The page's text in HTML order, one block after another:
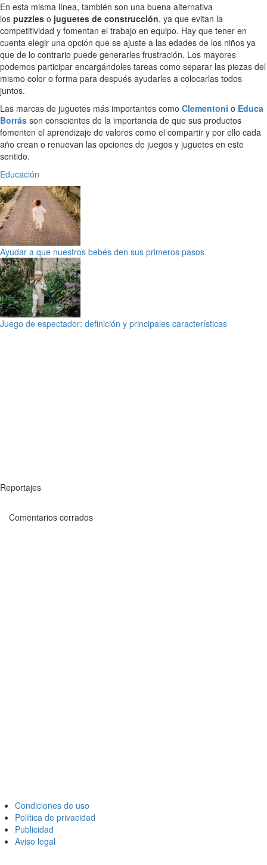
En esta misma línea, también son una buena alternativa
los puzzles o juguetes de construcción, ya que evitan la
competitividad y fomentan el trabajo en equipo. Hay que tener en
cuenta elegir una opción que se ajuste a las edades de los niños ya
que de lo contrario puede generarles frustración. Los mayores
podemos participar encargándoles tareas como separar las piezas del
mismo color o forma para después ayudarles a colocarlas todos
juntos.
Las marcas de juguetes más importantes como Clementoni o Educa
Borrás son conscientes de la importancia de que sus productos
fomenten el aprendizaje de valores como el compartir y por ello cada
año crean o renuevan las opciones de juegos y juguetes en este
sentido.
Educación
Ayudar a que nuestros bebés den sus primeros pasos
Juego de espectador: definición y principales características
Reportajes
Comentarios cerrados
Condiciones de uso
Política de privacidad
Publicidad
Aviso legal